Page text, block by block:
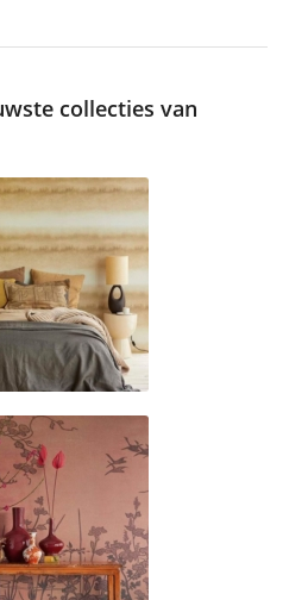
collecties van